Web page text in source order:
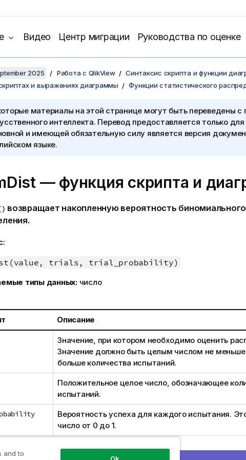
Видео Центр миграции Руководства по оценке
2025 Работа с QlikView
Синтаксис скрипта и функции
и выражениях диаграммы
Функции статистического
материалы на этой странице могут быть переведены
интеллекта. Перевод предоставляется только
и имеющей обязательную силу является версия
языке.
— функция скриптa и
возвращает накопленную вероятность биномиального
trials, trial_probability)
типы данных: число
Описание
Значение, при котором необходимо оценить
Значение должно быть целым числом не меньше
больше количества испытаний.
Положительное целое число, обозначающее
испытаний.
Вероятность успеха для каждого испытания.
число от 0 до 1.
and to